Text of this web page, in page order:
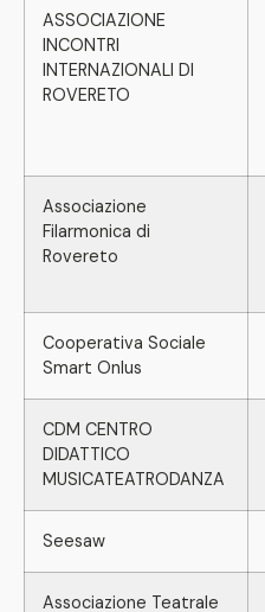
ASSOCIAZIONE
INCONTRI
INTERNAZIONALI DI
ROVERETO
Associazione
Filarmonica di
Rovereto
Cooperativa Sociale
Smart Onlus
CDM CENTRO
DIDATTICO
MUSICATEATRODANZA
Seesaw
Associazione Teatrale